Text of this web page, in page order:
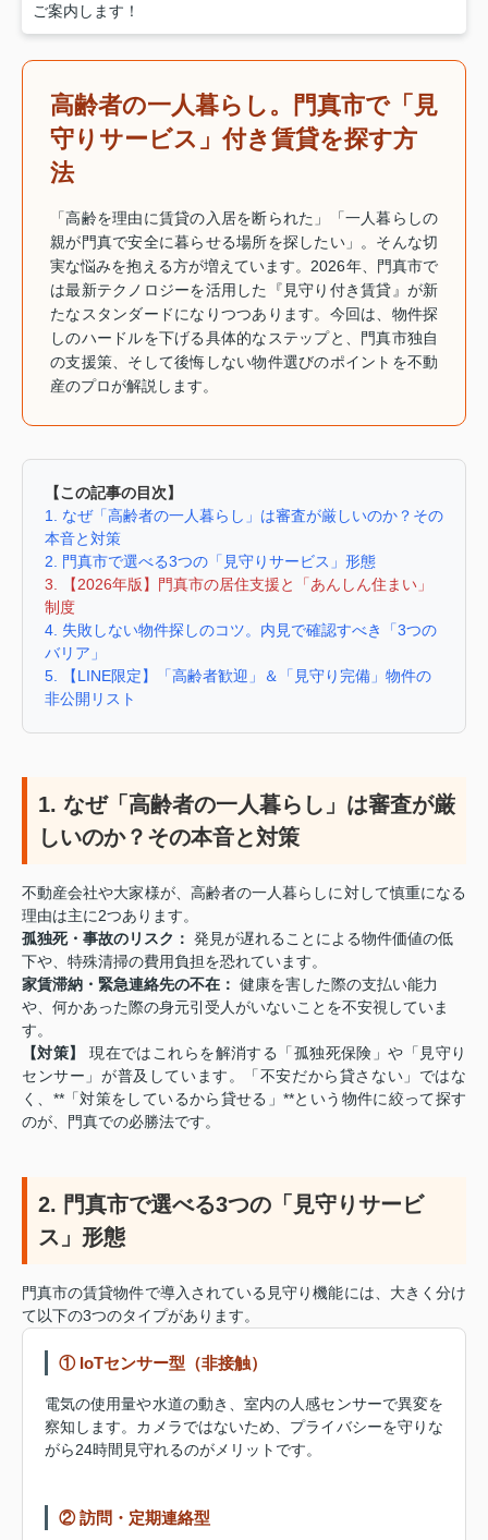
ご案内します！
高齢者の一人暮らし。門真市で「見
守りサービス」付き賃貸を探す方
法
「高齢を理由に賃貸の入居を断られた」「一人暮らしの
親が門真で安全に暮らせる場所を探したい」。そんな切
実な悩みを抱える方が増えています。2026年、門真市で
は最新テクノロジーを活用した『見守り付き賃貸』が新
たなスタンダードになりつつあります。今回は、物件探
しのハードルを下げる具体的なステップと、門真市独自
の支援策、そして後悔しない物件選びのポイントを不動
産のプロが解説します。
【この記事の目次】
1. なぜ「高齢者の一人暮らし」は審査が厳しいのか？その
本音と対策
2. 門真市で選べる3つの「見守りサービス」形態
3. 【2026年版】門真市の居住支援と「あんしん住まい」
制度
4. 失敗しない物件探しのコツ。内見で確認すべき「3つの
バリア」
5. 【LINE限定】「高齢者歓迎」＆「見守り完備」物件の
非公開リスト
1. なぜ「高齢者の一人暮らし」は審査が厳
しいのか？その本音と対策
不動産会社や大家様が、高齢者の一人暮らしに対して慎重になる
理由は主に2つあります。
孤独死・事故のリスク： 発見が遅れることによる物件価値の低
下や、特殊清掃の費用負担を恐れています。
家賃滞納・緊急連絡先の不在： 健康を害した際の支払い能力
や、何かあった際の身元引受人がいないことを不安視していま
す。
【対策】
現在ではこれらを解消する「孤独死保険」や「見守り
センサー」が普及しています。「不安だから貸さない」ではな
く、**「対策をしているから貸せる」**という物件に絞って探す
のが、門真での必勝法です。
2. 門真市で選べる3つの「見守りサービ
ス」形態
門真市の賃貸物件で導入されている見守り機能には、大きく分け
て以下の3つのタイプがあります。
① IoTセンサー型（非接触）
電気の使用量や水道の動き、室内の人感センサーで異変を
察知します。カメラではないため、プライバシーを守りな
がら24時間見守れるのがメリットです。
② 訪問・定期連絡型